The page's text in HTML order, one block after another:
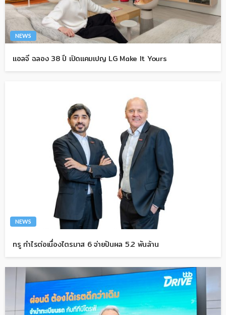
NEWS
แอลจี ฉลอง 38 ปี เปิดแคมเปญ LG Make It Yours
NEWS
ทรู กำไรต่อเนื่องไตรมาส 6 จ่ายปันผล 5.2 พันล้าน